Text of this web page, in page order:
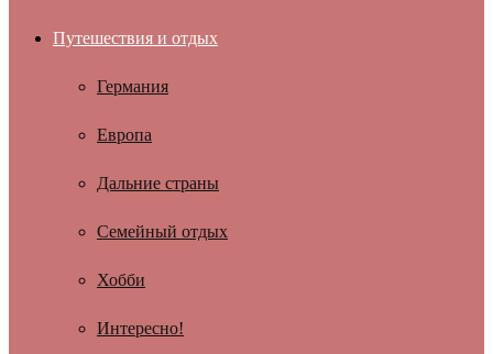
Путешествия и отдых
Германия
Европа
Дальние страны
Семейный отдых
Хобби
Интересно!